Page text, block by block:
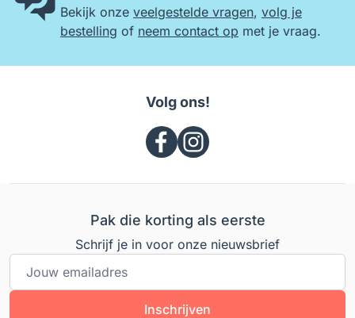
Bekijk onze veelgestelde vragen, volg je
bestelling of neem contact op met je vraag.
Volg ons!
Pak die korting als eerste
Schrijf je in voor onze nieuwsbrief
E-mailadres
Inschrijven